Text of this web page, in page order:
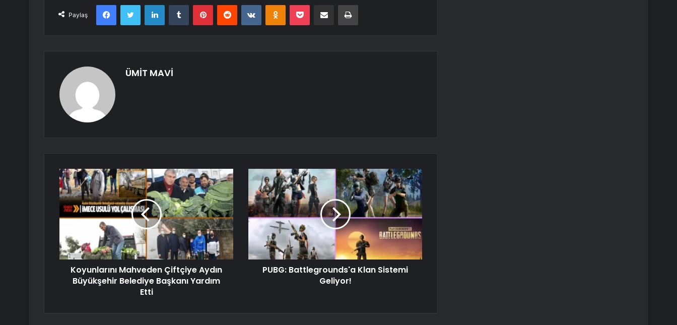
Paylaş
FacebookTwitter LinkedInTumblr PinterestReddit VKontakteOdnoklassniki
Pocket E-Posta ile paylaş Yazdır
ÜMİT MAVİ
Koyunlarını Mahveden Çiftçiye Aydın
Büyükşehir Belediye Başkanı Yardım
Etti
PUBG: Battlegrounds'a Klan Sistemi
Geliyor!